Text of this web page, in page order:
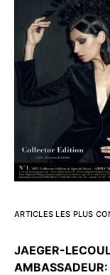
ARTICLES LES PLUS
JAEGER-